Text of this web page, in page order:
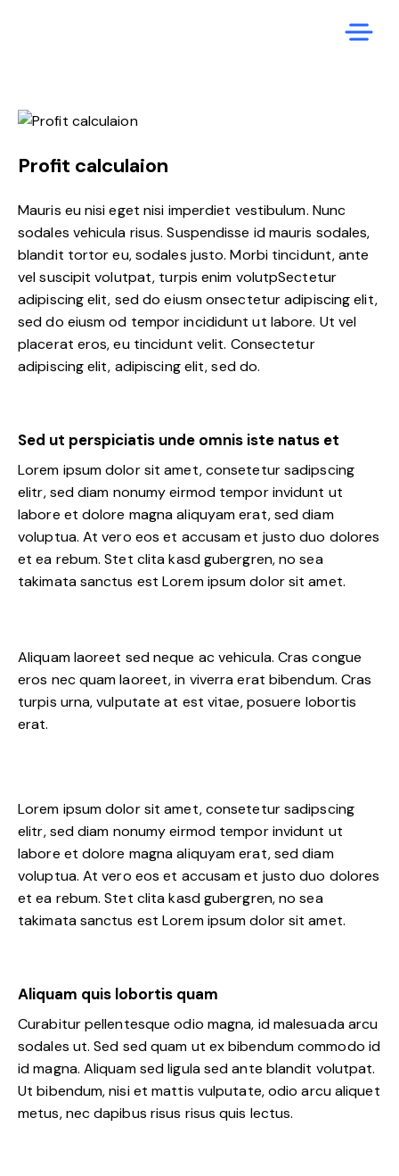
Profit calculaion
Mauris eu nisi eget nisi imperdiet vestibulum. Nunc
sodales vehicula risus. Suspendisse id mauris sodales,
blandit tortor eu, sodales justo. Morbi tincidunt, ante
vel suscipit volutpat, turpis enim volutpSectetur
adipiscing elit, sed do eiusm onsectetur adipiscing elit,
sed do eiusm od tempor incididunt ut labore. Ut vel
placerat eros, eu tincidunt velit. Consectetur
adipiscing elit, adipiscing elit, sed do.
Sed ut perspiciatis unde omnis iste natus et
Lorem ipsum dolor sit amet, consetetur sadipscing
elitr, sed diam nonumy eirmod tempor invidunt ut
labore et dolore magna aliquyam erat, sed diam
voluptua. At vero eos et accusam et justo duo dolores
et ea rebum. Stet clita kasd gubergren, no sea
takimata sanctus est Lorem ipsum dolor sit amet.
Aliquam laoreet sed neque ac vehicula. Cras congue
eros nec quam laoreet, in viverra erat bibendum. Cras
turpis urna, vulputate at est vitae, posuere lobortis
erat.
Lorem ipsum dolor sit amet, consetetur sadipscing
elitr, sed diam nonumy eirmod tempor invidunt ut
labore et dolore magna aliquyam erat, sed diam
voluptua. At vero eos et accusam et justo duo dolores
et ea rebum. Stet clita kasd gubergren, no sea
takimata sanctus est Lorem ipsum dolor sit amet.
Aliquam quis lobortis quam
Curabitur pellentesque odio magna, id malesuada arcu
sodales ut. Sed sed quam ut ex bibendum commodo id
id magna. Aliquam sed ligula sed ante blandit volutpat.
Ut bibendum, nisi et mattis vulputate, odio arcu aliquet
metus, nec dapibus risus risus quis lectus.